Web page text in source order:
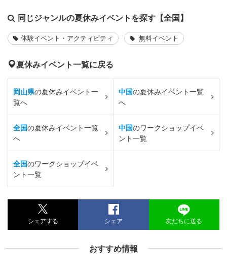
同じジャンルの夏休みイベントを探す【全国】
体験イベント・アクティビティ 無料イベント
夏休みイベント一覧に戻る
岡山県の夏休みイベント一
覧へ
中国の夏休みイベント一覧
へ
全国の夏休みイベント一覧
へ
中国のワークショップイベ
ント一覧
全国のワークショップイベ
ント一覧
シェアする シェア 友だちに送る
おすすめ情報